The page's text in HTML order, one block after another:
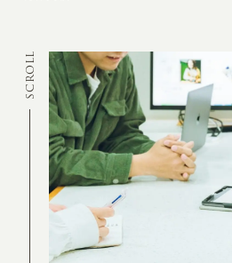
CREATION
MARKETING
SCROLL